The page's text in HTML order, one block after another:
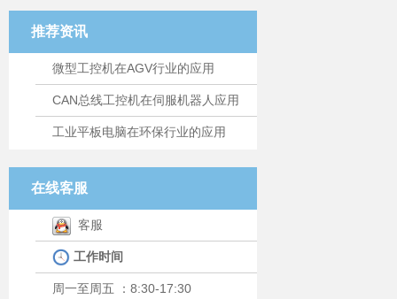
推荐资讯
微型工控机在AGV行业的应用
CAN总线工控机在伺服机器人应用
工业平板电脑在环保行业的应用
在线客服
客服
工作时间
周一至周五 ：8:30-17:30